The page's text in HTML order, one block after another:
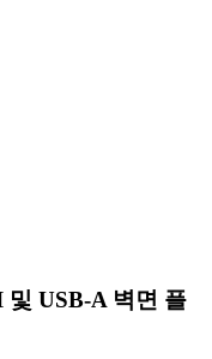
USB-A 벽면 플